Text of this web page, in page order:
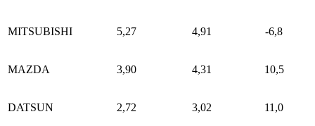
MITSUBISHI 5,27 4,91 -6,8
MAZDA 3,90 4,31 10,5
DATSUN 2,72 3,02 11,0